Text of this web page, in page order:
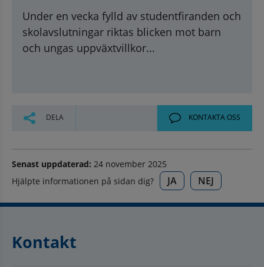
Under en vecka fylld av studentfiranden och
skolavslutningar riktas blicken mot barn
och ungas uppväxtvillkor...
DELA KONTAKTA OSS
Senast uppdaterad: 24 november 2025
Hjälpte informationen på sidan dig?
JA NEJ
Kontakt